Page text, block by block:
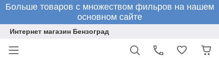
Больше товаров с множеством фильров на нашем
основном сайте
Интернет магазин Бензоград